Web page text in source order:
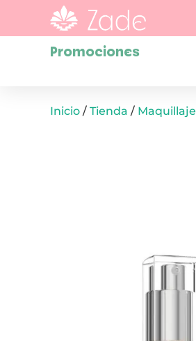
Promociones
Inicio / Tienda / Maquillaje